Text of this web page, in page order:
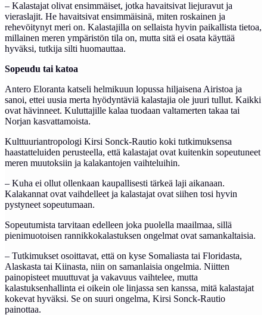
– Kalastajat olivat ensimmäiset, jotka havaitsivat liejuravut ja
vieraslajit. He havaitsivat ensimmäisinä, miten roskainen ja
rehevöitynyt meri on. Kalastajilla on sellaista hyvin paikallista tietoa,
millainen meren ympäristön tila on, mutta sitä ei osata käyttää
hyväksi, tutkija silti huomauttaa.
Sopeudu tai katoa
Antero Eloranta katseli helmikuun lopussa hiljaisena Airistoa ja
sanoi, ettei uusia merta hyödyntäviä kalastajia ole juuri tullut. Kaikki
ovat hävinneet. Kuluttajille kalaa tuodaan valtamerten takaa tai
Norjan kasvattamoista.
Kulttuuriantropologi Kirsi Sonck-Rautio koki tutkimuksensa
haastatteluiden perusteella, että kalastajat ovat kuitenkin sopeutuneet
meren muutoksiin ja kalakantojen vaihteluihin.
– Kuha ei ollut ollenkaan kaupallisesti tärkeä laji aikanaan.
Kalakannat ovat vaihdelleet ja kalastajat ovat siihen tosi hyvin
pystyneet sopeutumaan.
Sopeutumista tarvitaan edelleen joka puolella maailmaa, sillä
pienimuotoisen rannikkokalastuksen ongelmat ovat samankaltaisia.
– Tutkimukset osoittavat, että on kyse Somaliasta tai Floridasta,
Alaskasta tai Kiinasta, niin on samanlaisia ongelmia. Niitten
painopisteet muuttuvat ja vakavuus vaihtelee, mutta
kalastuksenhallinta ei oikein ole linjassa sen kanssa, mitä kalastajat
kokevat hyväksi. Se on suuri ongelma, Kirsi Sonck-Rautio
painottaa.